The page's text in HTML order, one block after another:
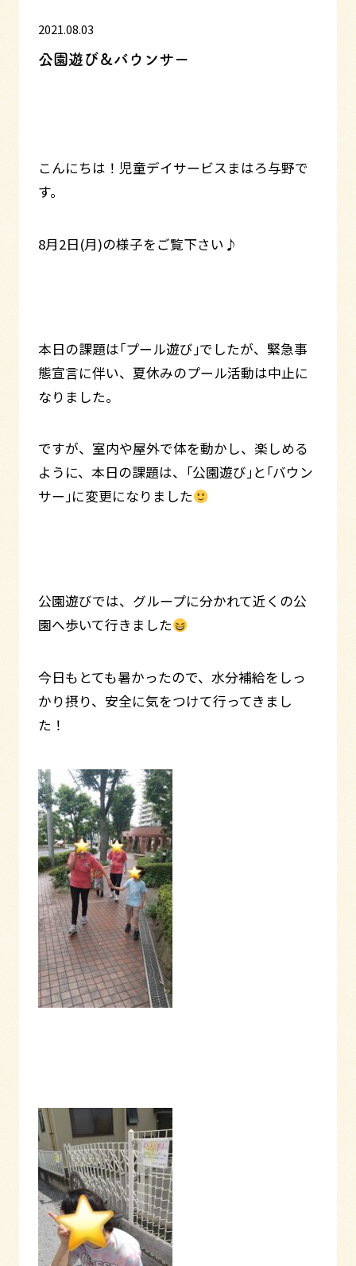
2021.08.03
公園遊び＆バウンサー
こんにちは！児童デイサービスまはろ与野で
す。
8月2日(月)の様子をご覧下さい♪
本日の課題は｢プール遊び｣でしたが、緊急事
態宣言に伴い、夏休みのプール活動は中止に
なりました。
ですが、室内や屋外で体を動かし、楽しめる
ように、本日の課題は、｢公園遊び｣と｢バウン
サー｣に変更になりました
公園遊びでは、グループに分かれて近くの公
園へ歩いて行きました
今日もとても暑かったので、水分補給をしっ
かり摂り、安全に気をつけて行ってきまし
た！